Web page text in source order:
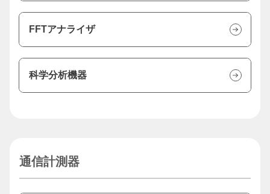
FFTアナライザ
科学分析機器
通信計測器